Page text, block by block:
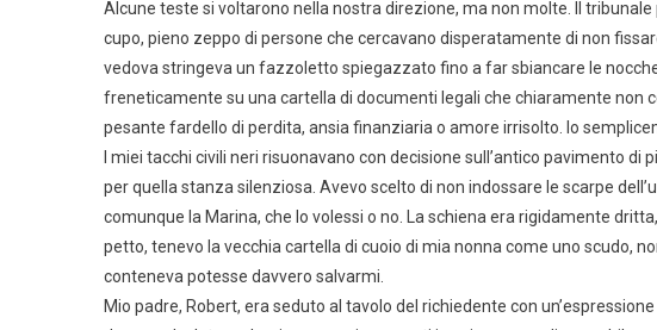
Alcune teste si voltarono nella nostra direzione, ma non molte. Il
cupo, pieno zeppo di persone che cercavano disperatamente di non
vedova stringeva un fazzoletto spiegazzato fino a far sbiancare le
freneticamente su una cartella di documenti legali che chiaramente non
pesante fardello di perdita, ansia finanziaria o amore irrisolto. Io
I miei tacchi civili neri risuonavano con decisione sull’antico pavimento
per quella stanza silenziosa. Avevo scelto di non indossare le scarpe
comunque la Marina, che lo volessi o no. La schiena era rigidamente
petto, tenevo la vecchia cartella di cuoio di mia nonna come uno scudo,
conteneva potesse davvero salvarmi.
Mio padre, Robert, era seduto al tavolo del richiedente con